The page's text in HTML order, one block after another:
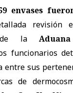
envases
revisión
de la
funcionarios
entre sus
de